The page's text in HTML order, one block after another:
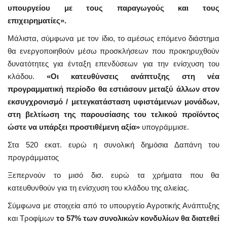
υπουργείου με τους παραγωγούς και τους
επιχειρηματίες».
Μάλιστα, σύμφωνα με τον ίδιο, το αμέσως επόμενο διάστημα
θα ενεργοποιηθούν μέσω προσκλήσεων που προκηρυχθούν
δυνατότητες για ένταξη επενδύσεων για την ενίσχυση του
κλάδου. «Οι κατευθύνσεις ανάπτυξης στη νέα
προγραμματική περίοδο θα εστιάσουν μεταξύ άλλων στον
εκσυγχρονισμό / μετεγκατάσταση υφιστάμενων μονάδων,
στη βελτίωση της παρουσίασης του τελικού προϊόντος
ώστε να υπάρξει προστιθέμενη αξία» υπογράμμισε.
Στα 520 εκατ. ευρώ η συνολική δημόσια Δαπάνη του
προγράμματος
Ξεπερνούν το μισό δισ. ευρώ τα χρήματα που θα
κατευθυνθούν για τη ενίσχυση του κλάδου της αλιείας.
Σύμφωνα με στοιχεία από το υπουργείο Αγροτικής Ανάπτυξης
και Τροφίμων το 57% των συνολικών κονδυλίων θα διατεθεί